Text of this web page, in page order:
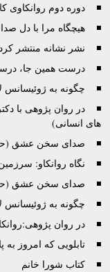
دوره دوم روانکاوی
هیچگاه مرا با دل
نشر نشانه منتشر
درست همین جا،
چگونه به ژوئیسانس
در روان پژوهی با
های انسانی)
صدای سخن عشق
نگاه روانکاو:
صدای سخن عشق
چگونه به ژوئیسانس
در روان
تابلویی که امروز به
کتاب شورا خانم